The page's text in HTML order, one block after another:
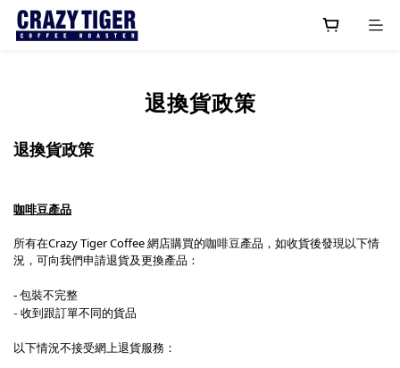
退換貨政策
退換貨政策
咖啡豆產品
所有在Crazy Tiger Coffee網店購買的咖啡豆產品，如收貨後發現以下情
況，可向我們申請退貨及更換產品：
- 包裝不完整
- 收到跟訂單不同的貨品
以下情況不接受網上退貨服務：